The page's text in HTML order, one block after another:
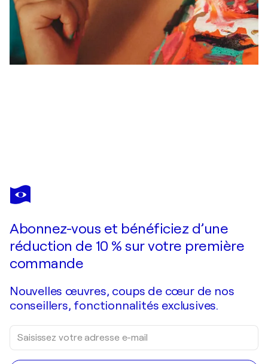
LINA REDFORD
Nazar
Abonnez-vous et bénéficiez d’une
réduction de 10 % sur votre première
commande
Nouvelles œuvres, coups de cœur de nos
conseillers, fonctionnalités exclusives.